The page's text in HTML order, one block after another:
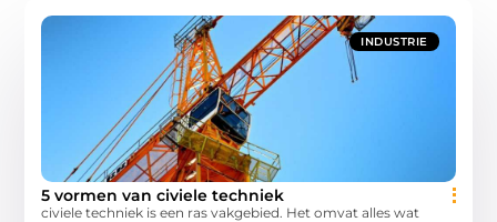
INDUSTRIE
5 vormen van civiele techniek
civiele techniek is een ras vakgebied. Het omvat alles wat